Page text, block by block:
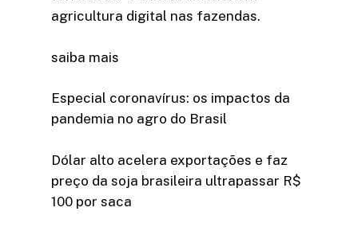
agricultura digital nas fazendas.
saiba mais
Especial coronavírus: os impactos da
pandemia no agro do Brasil
Dólar alto acelera exportações e faz
preço da soja brasileira ultrapassar R$
100 por saca